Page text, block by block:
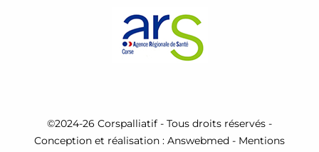
©2024-26 Corspalliatif - Tous droits réservés -
Conception et réalisation : Answebmed - Mentions